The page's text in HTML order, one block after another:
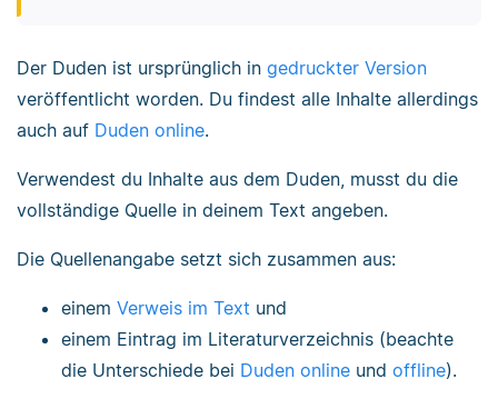
Der Duden ist ursprünglich in gedruckter Version
veröffentlicht worden. Du findest alle Inhalte allerdings
auch auf Duden online.
Verwendest du Inhalte aus dem Duden, musst du die
vollständige Quelle in deinem Text angeben.
Die Quellenangabe setzt sich zusammen aus:
einem Verweis im Text und
einem Eintrag im Literaturverzeichnis (beachte
die Unterschiede bei Duden online und offline).